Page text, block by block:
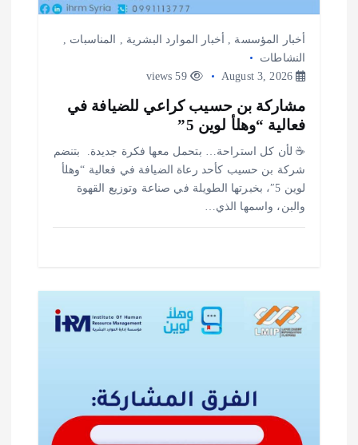
أخبار المؤسسة أخبار الموارد البشرية المناسبات
النشاطات
August 3, 2026
59 views
مشاركة بن حسيب كراعي للضيافة في
فعالية “وهلأ لوين 5”
‎☕ لأن كل استراحة… بتحمل معها فكرة جديدة. ‎ ‎بتنضم
شركة بن حسيب كأحد رعاة الضيافة في فعالية “وهلأ
لوين 5″، بخبرتها الطويلة في صناعة وتوزيع القهوة
والبن، واسمها الذي…